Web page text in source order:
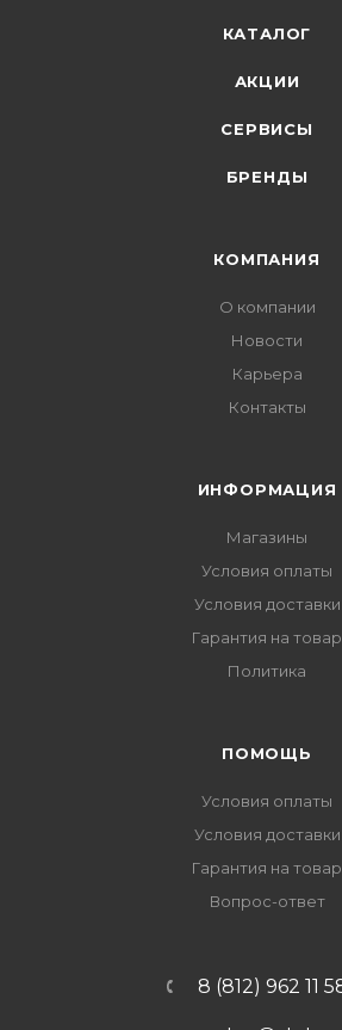
КАТАЛОГ
АКЦИИ
СЕРВИСЫ
БРЕНДЫ
КОМПАНИЯ
О компании
Новости
Карьера
Контакты
ИНФОРМАЦИЯ
Магазины
Условия оплаты
Условия доставки
Гарантия на товар
Политика
ПОМОЩЬ
Условия оплаты
Условия доставки
Гарантия на товар
Вопрос-ответ
8 (812) 962 11